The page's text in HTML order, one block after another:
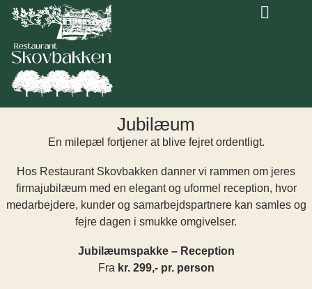
Jubilæum
En milepæl fortjener at blive fejret ordentligt.
Hos Restaurant Skovbakken danner vi rammen om jeres
firmajubilæum med en elegant og uformel reception, hvor
medarbejdere, kunder og samarbejdspartnere kan samles og
fejre dagen i smukke omgivelser.
Jubilæumspakke – Reception
Fra kr. 299,- pr. person